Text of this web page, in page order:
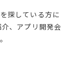
探している方に
、アプリ開発会